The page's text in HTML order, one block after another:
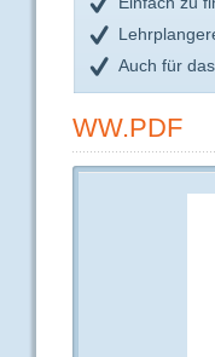
Auch für
WW.PDF